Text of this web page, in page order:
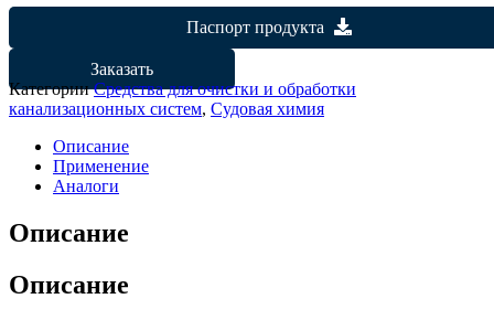
Паспорт продукта
Заказать
КатегорииСредства для очистки и обработки
канализационных систем, Судовая химия
Описание
Применение
Аналоги
Описание
Описание